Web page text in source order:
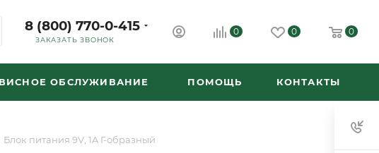
8 (800) 770-0-415
ЗАКАЗАТЬ ЗВОНОК
0 0 0
ОБСЛУЖИВАНИЕ ПОМОЩЬ КОНТАКТЫ
Блок питания 9V, 1A Г-образный